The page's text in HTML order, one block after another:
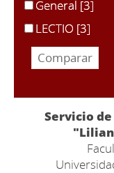
General [3]
LECTIO [3]
Servicio